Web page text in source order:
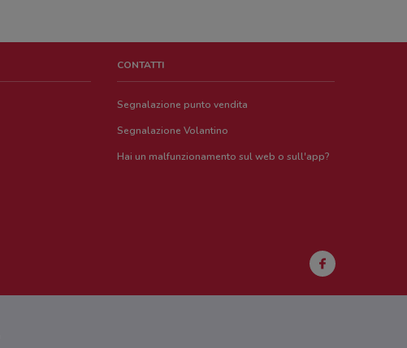
CONTATTI
Segnalazione punto vendita
Segnalazione Volantino
Hai un malfunzionamento sul web o sull'app?